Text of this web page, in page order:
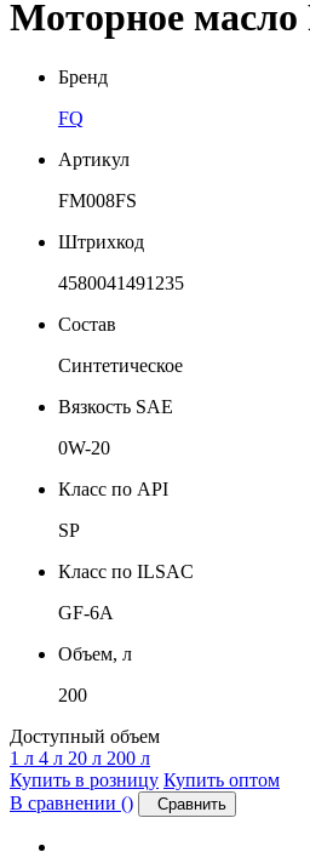
Моторное
Бренд
FQ
Артикул
FM008FS
Штрихкод
4580041491235
Состав
Синтетическое
Вязкость SAE
0W-20
Класс по API
SP
Класс по ILSAC
GF-6A
Объем, л
200
Доступный объем
1 л 4 л 20 л 200 л
Купить в розницу Купить оптом
В сравнении () Сравнить